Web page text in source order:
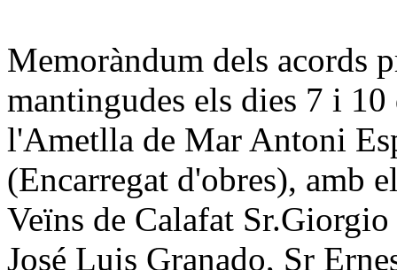
Memoràndum dels acords
mantingudes els dies 7 i
l'Ametlla de Mar Antoni
(Encarregat d'obres), amb
Veïns de Calafat
José Luis Granado, Sr